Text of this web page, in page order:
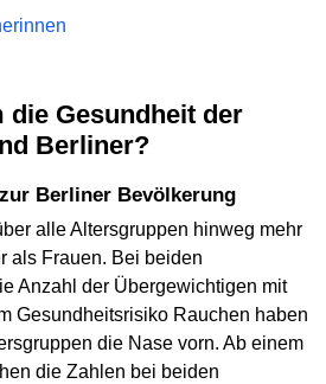
Berliner?
zur Berliner Bevölkerung
alle Altersgruppen hinweg mehr
als Frauen. Bei beiden
Anzahl der Übergewichtigen mit
Gesundheitsrisiko Rauchen haben
die Nase vorn. Ab einem
die Zahlen bei beiden